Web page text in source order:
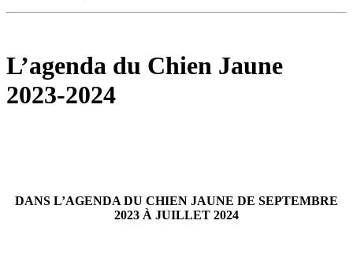
L’agenda du Chien Jaune
2023-2024
DANS L’AGENDA DU CHIEN JAUNE DE SEPTEMBRE
2023 À JUILLET 2024